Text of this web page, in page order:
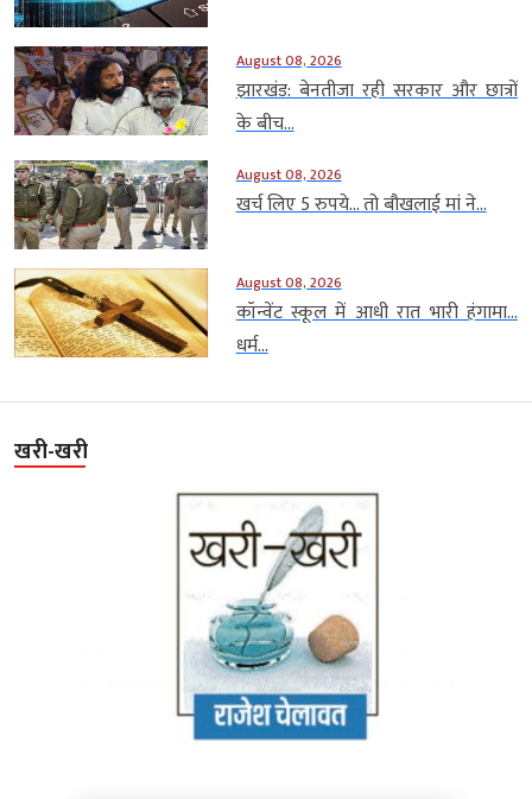
August 08, 2026
झारखंड: बेनतीजा रही सरकार और छात्रों
के बीच...
August 08, 2026
खर्च लिए 5 रुपये… तो बौखलाई मां ने...
August 08, 2026
कॉन्वेंट स्कूल में आधी रात भारी हंगामा…
धर्म...
खरी-खरी